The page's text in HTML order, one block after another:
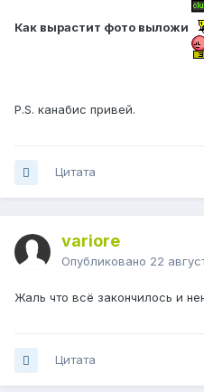
Как вырастит фото выложи
P.S. канабис привей.
Цитата
variore
Опубликовано 22
Жаль что всё закончилось и
Цитата